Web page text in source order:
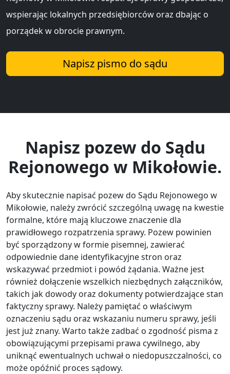
wspierając lokalnych przedsiębiorców oraz dbając o
porządek w obrocie prawnym.
Napisz pismo do sądu
Napisz pozew do Sądu
Rejonowego w Mikołowie.
Aby skutecznie napisać pozew do Sądu Rejonowego w
Mikołowie, należy zwrócić szczególną uwagę na kwestie
formalne, które mają kluczowe znaczenie dla
prawidłowego rozpatrzenia sprawy. Pozew powinien
być sporządzony w formie pisemnej, zawierać
odpowiednie dane identyfikacyjne stron oraz
wskazywać przedmiot i powód żądania. Ważne jest
również dołączenie wszelkich niezbędnych załączników,
takich jak dowody oraz dokumenty potwierdzające stan
faktyczny sprawy. Należy pamiętać o właściwym
oznaczeniu sądu oraz wskazaniu numeru sprawy, jeśli
jest już znany. Warto także zadbać o zgodność pisma z
obowiązującymi przepisami prawa cywilnego, aby
uniknąć ewentualnych uchwał o niedopuszczalności, co
może opóźnić proces sądowy.